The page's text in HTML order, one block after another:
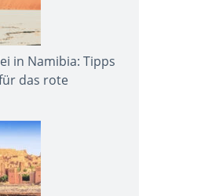
in Namibia: Tipps
das rote